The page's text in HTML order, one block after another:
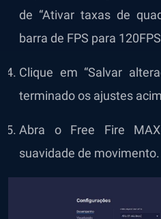
de “Ativar taxas de
barra de FPS para
Clique em “Salvar
terminado os ajustes
Abra o Free Fire
suavidade de movimento.